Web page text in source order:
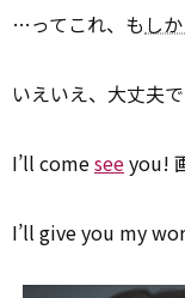
…ってこれ、も し
いえいえ、大丈夫で
I’ll comeseeyou!
I’ll give you my